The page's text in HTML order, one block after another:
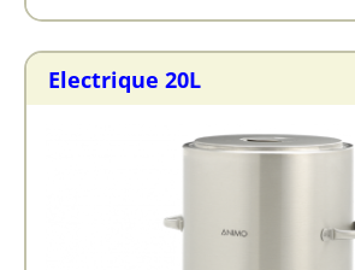
Electrique 20L